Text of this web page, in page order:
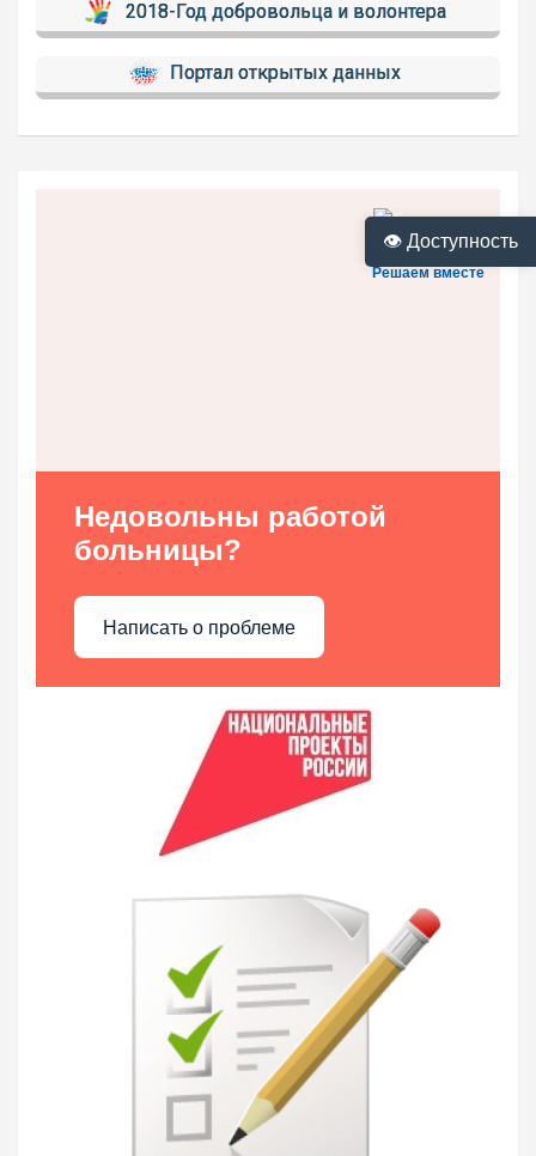
👁 Доступность
2018-Год добровольца и волонтера
Портал открытых данных
Решаем вместе
Недовольны работой
больницы?
Написать о проблеме